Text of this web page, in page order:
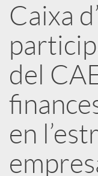
r
x
e
s
Caixa
del
en